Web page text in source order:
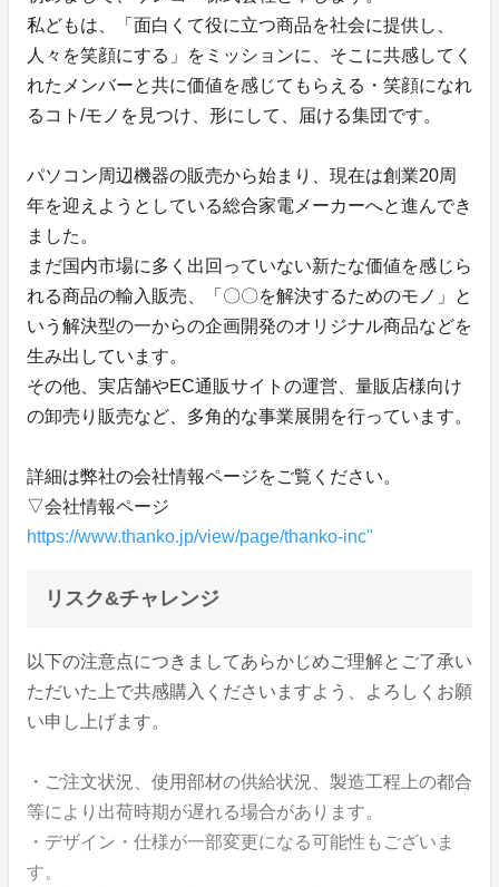
私どもは、「面白くて役に立つ商品を社会に提供し、
人々を笑顔にする」をミッションに、そこに共感してく
れたメンバーと共に価値を感じてもらえる・笑顔になれ
るコト/モノを見つけ、形にして、届ける集団です。
パソコン周辺機器の販売から始まり、現在は創業20周
年を迎えようとしている総合家電メーカーへと進んでき
ました。
まだ国内市場に多く出回っていない新たな価値を感じら
れる商品の輸入販売、「〇〇を解決するためのモノ」と
いう解決型の一からの企画開発のオリジナル商品などを
生み出しています。
その他、実店舗やEC通販サイトの運営、量販店様向け
の卸売り販売など、多角的な事業展開を行っています。
詳細は弊社の会社情報ページをご覧ください。
▽会社情報ページ
https://www.thanko.jp/view/page/thanko-inc"
リスク&チャレンジ
以下の注意点につきましてあらかじめご理解とご了承い
ただいた上で共感購入くださいますよう、よろしくお願
い申し上げます。
・ご注文状況、使用部材の供給状況、製造工程上の都合
等により出荷時期が遅れる場合があります。
・デザイン・仕様が一部変更になる可能性もございま
す。